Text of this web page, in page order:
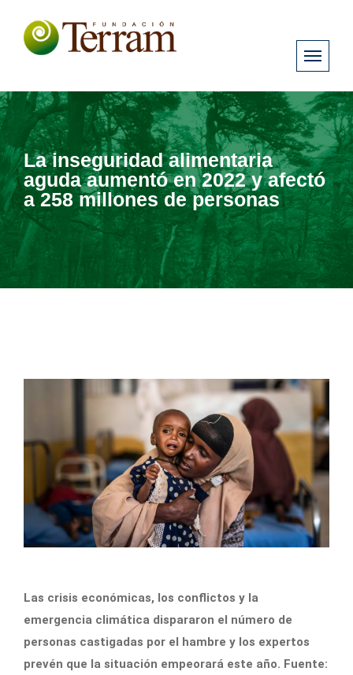
La inseguridad alimentaria
aguda aumentó en 2022 y afectó
a 258 millones de personas
Las crisis económicas, los conflictos y la
emergencia climática dispararon el número de
personas castigadas por el hambre y los expertos
prevén que la situación empeorará este año. Fuente: